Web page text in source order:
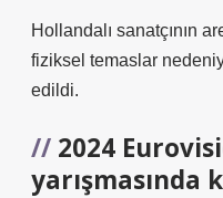
Hollandalı sanatçının
fiziksel temaslar
edildi.
2024
yarışmasında